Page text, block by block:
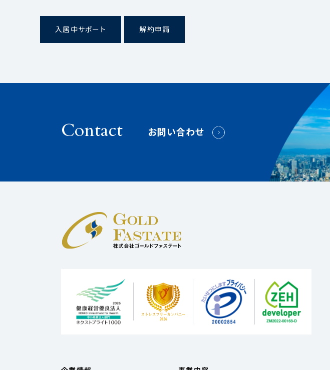
入居中サポート 解約申請
Contact お問い合わせ